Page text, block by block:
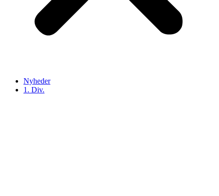
Nyheder
1. Div.